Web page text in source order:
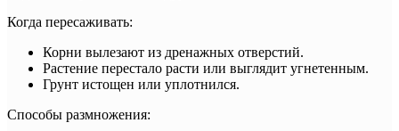
Когда пересаживать:
Корни вылезают из дренажных отверстий.
Растение перестало расти или выглядит угнетенным.
Грунт истощен или уплотнился.
Способы размножения: